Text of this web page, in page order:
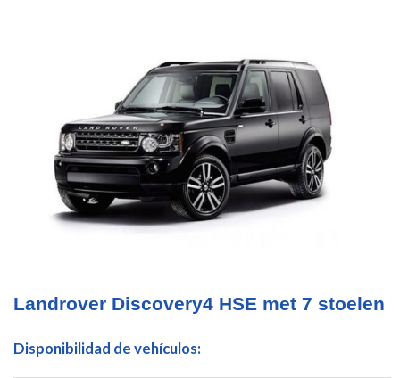
Landrover Discovery4 HSE met 7 stoelen
Disponibilidad de vehículos: